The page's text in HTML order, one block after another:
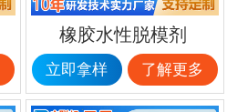
橡胶水性脱模剂
立即拿样 了解更多